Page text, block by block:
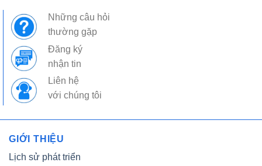
Những câu hỏi
thường gặp
Đăng ký
nhận tin
Liên hệ
với chúng tôi
GIỚI THIỆU
Lịch sử phát triển